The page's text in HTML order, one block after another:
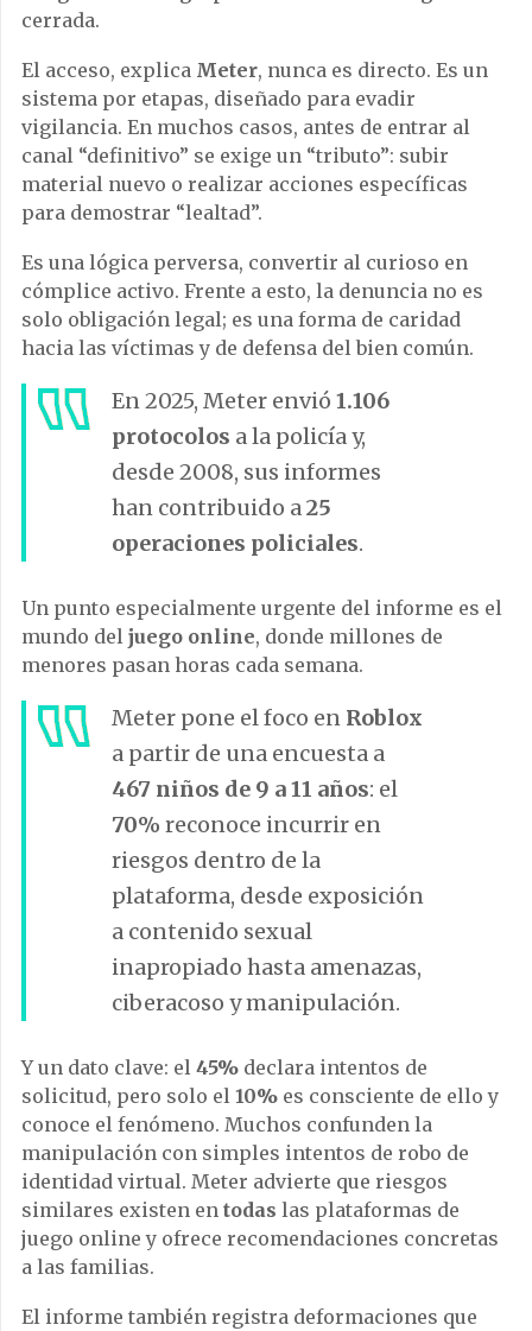
cerrada.
El acceso, explica Meter, nunca es directo. Es un
sistema por etapas, diseñado para evadir
vigilancia. En muchos casos, antes de entrar al
canal “definitivo” se exige un “tributo”: subir
material nuevo o realizar acciones específicas
para demostrar “lealtad”.
Es una lógica perversa, convertir al curioso en
cómplice activo. Frente a esto, la denuncia no es
solo obligación legal; es una forma de caridad
hacia las víctimas y de defensa del bien común.
En 2025, Meter envió 1.106
protocolos a la policía y,
desde 2008, sus informes
han contribuido a25
operaciones policiales.
Un punto especialmente urgente del informe es el
mundo del juego online, donde millones de
menores pasan horas cada semana.
Meter pone el foco en Roblox
a partir de una encuesta a
467 niños de 9 a 11 años: el
70% reconoce incurrir en
riesgos dentro de la
plataforma, desde exposición
a contenido sexual
inapropiado hasta amenazas,
ciberacoso y manipulación.
Y un dato clave: el 45% declara intentos de
solicitud, pero solo el 10% es consciente de ello y
conoce el fenómeno. Muchos confunden la
manipulación con simples intentos de robo de
identidad virtual. Meter advierte que riesgos
similares existen en todas las plataformas de
juego online y ofrece recomendaciones concretas
a las familias.
El informe también registra deformaciones que